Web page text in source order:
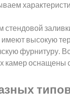
стендовой
высокую
фурнитуру.
камер